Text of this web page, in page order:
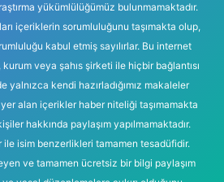
yükümlülüğümüz bulunmamaktadır.
içeriklerin sorumluluğunu taşımakta olup,
kabul etmiş sayılırlar. Bu internet
veya şahıs şirketi ile hiçbir bağlantısı
yalnızca kendi hazırladığımız makaleler
yer alan içerikler haber niteliği taşımamakta
hakkında paylaşım yapılmamaktadır.
isim benzerlikleri tamamen tesadüfidir.
ve tamamen ücretsiz bir bilgi paylaşım